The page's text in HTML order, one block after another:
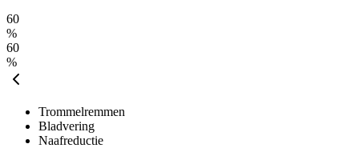
60
%
60
%
Trommelremmen
Bladvering
Naafreductie